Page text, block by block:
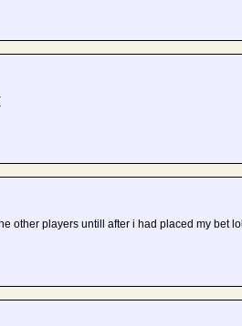
other players untill after i had placed my bet lol